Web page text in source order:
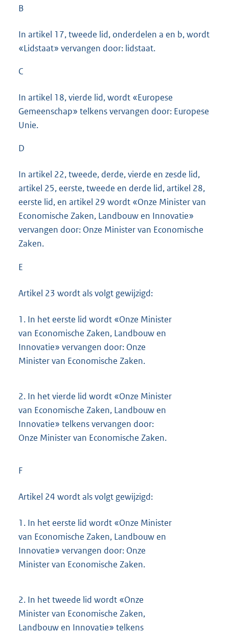
B
In artikel 17, tweede lid, onderdelen a en b, wordt
«Lidstaat» vervangen door: lidstaat.
C
In artikel 18, vierde lid, wordt «Europese
Gemeenschap» telkens vervangen door: Europese
Unie.
D
In artikel 22, tweede, derde, vierde en zesde lid,
artikel 25, eerste, tweede en derde lid, artikel 28,
eerste lid, en artikel 29 wordt «Onze Minister van
Economische Zaken, Landbouw en Innovatie»
vervangen door: Onze Minister van Economische
Zaken.
E
Artikel 23 wordt als volgt gewijzigd:
1. In het eerste lid wordt «Onze Minister
van Economische Zaken, Landbouw en
Innovatie» vervangen door: Onze
Minister van Economische Zaken.
2. In het vierde lid wordt «Onze Minister
van Economische Zaken, Landbouw en
Innovatie» telkens vervangen door:
Onze Minister van Economische Zaken.
F
Artikel 24 wordt als volgt gewijzigd:
1. In het eerste lid wordt «Onze Minister
van Economische Zaken, Landbouw en
Innovatie» vervangen door: Onze
Minister van Economische Zaken.
2. In het tweede lid wordt «Onze
Minister van Economische Zaken,
Landbouw en Innovatie» telkens